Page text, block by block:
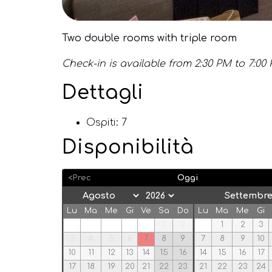
Two double rooms with triple room
Check-in is available from 2:30 PM to
Dettagli
Ospiti: 7
Disponibilità
<Prec Oggi
Lu Ma Me Gi Ve Sa
Do
7 8
9
10
11 12 13 14 15
16
17
18 19 20 21 22 23
Settembre
Lu Ma Me
Gi
1
2
3
7
8 9
10
14
15 16
17
21
22 23 24